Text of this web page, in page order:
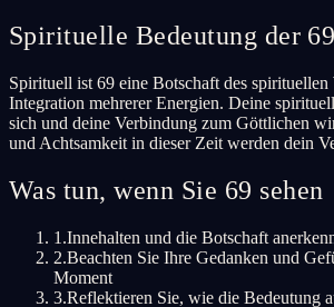
Spirituelle Bedeutung der 69
Spirituell ist 69 eine Botschaft des spirituellen
Integration mehrerer Energien. Deine
sich und deine Verbindung zum Göttlichen
und Achtsamkeit in dieser Zeit werden dein
Was tun, wenn Sie 69 sehen
1.Innehalten und die Botschaft
2.Beachten Sie Ihre Gedanken und
Moment
3.Reflektieren Sie, wie die Bedeutung